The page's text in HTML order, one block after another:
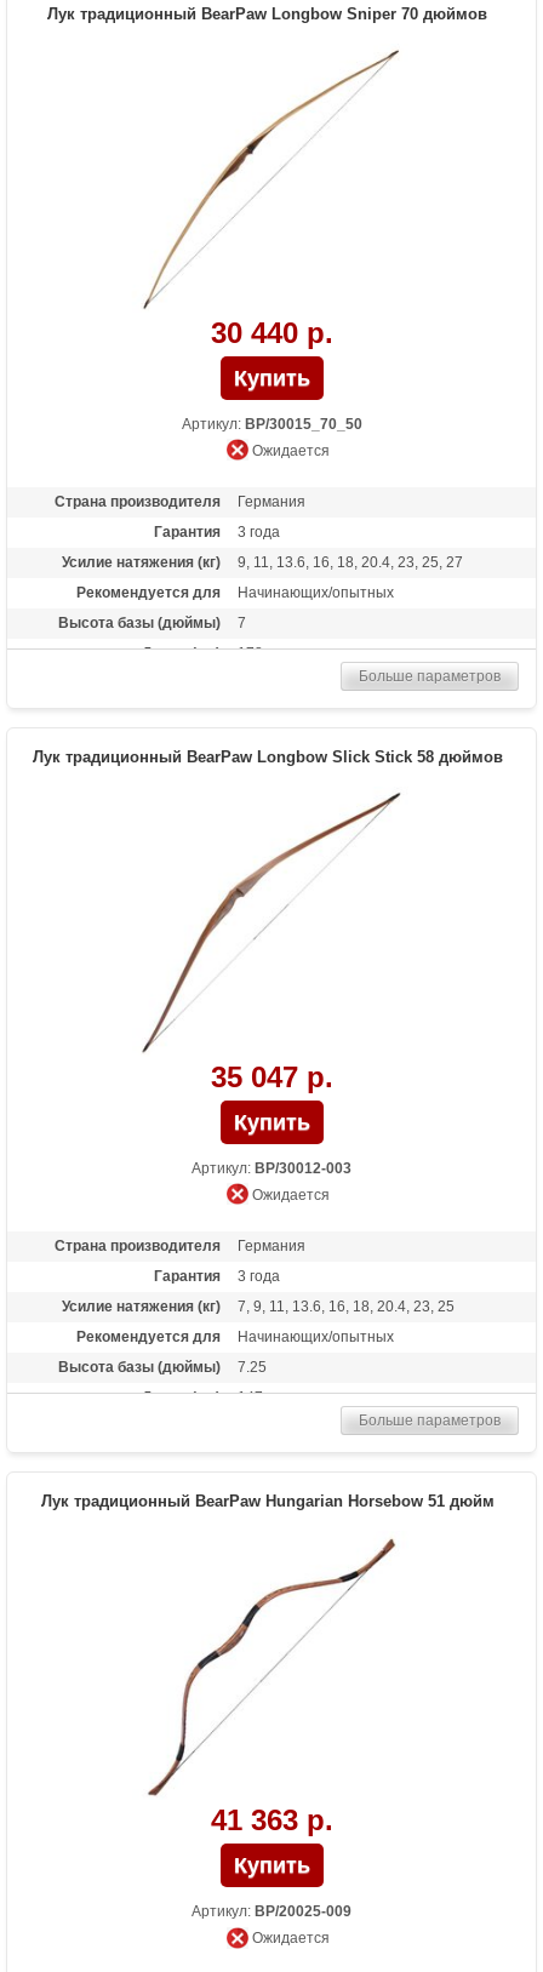
Лук традиционный BearPaw Longbow Sniper 70 дюймов
30 440 р.
Артикул: BP/30015_70_50
Ожидается
Страна производителя
Германия
Гарантия
3 года
Усилие натяжения (кг)
9, 11, 13.6, 16, 18, 20.4, 23, 25, 27
Рекомендуется для
Начинающих/опытных
Высота базы (дюймы)
7
Длина (см)
178
Полочка, Чехол, Тетива Whisper String
Материалы изделия
американский орех
Больше параметров
Лук традиционный BearPaw Longbow Slick Stick 58 дюймов
35 047 р.
Артикул: BP/30012-003
Ожидается
Страна производителя
Германия
Гарантия
3 года
Усилие натяжения (кг)
7, 9, 11, 13.6, 16, 18, 20.4, 23, 25
Рекомендуется для
Начинающих/опытных
Высота базы (дюймы)
7.25
Длина (см)
147
Полочка, чехол, тетива Whisper String
Материалы изделия
Американский черный орех, бамбук,
покрытие Bearpaw Power Glas
Назначение
Развлечение, охота
Больше параметров
Лук традиционный BearPaw Hungarian Horsebow 51 дюйм
41 363 р.
Артикул: BP/20025-009
Ожидается